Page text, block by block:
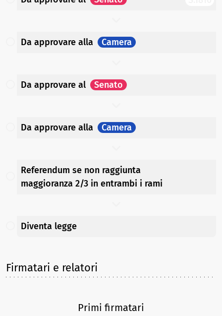
Da approvare alla Camera
Da approvare al Senato
Da approvare alla Camera
Referendum se non raggiunta
maggioranza 2/3 in entrambi i rami
Diventa legge
Firmatari e relatori
Primi firmatari